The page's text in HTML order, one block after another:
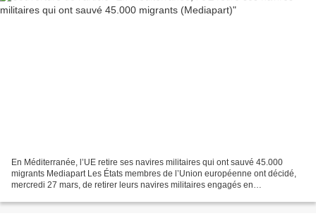
En Méditerranée, l’UE retire ses navires militaires qui ont sauvé 45.000
migrants Mediapart Les États membres de l’Union européenne ont décidé,
mercredi 27 mars, de retirer leurs navires militaires engagés en